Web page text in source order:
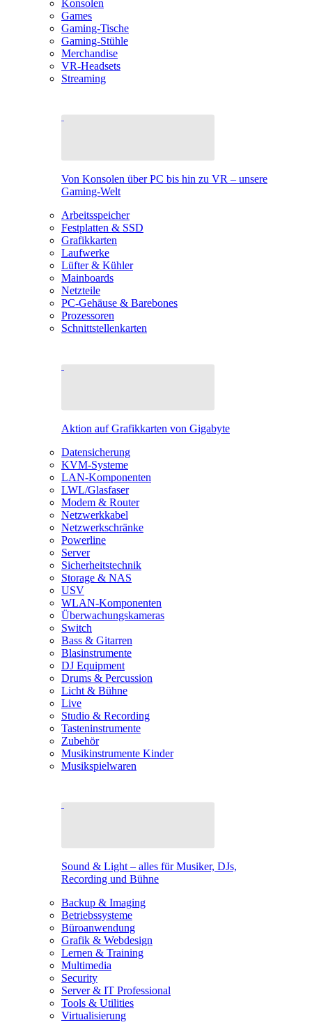
Konsolen
Games
Gaming-Tische
Gaming-Stühle
Merchandise
VR-Headsets
Streaming
Von Konsolen über PC bis hin zu VR – unsere
Gaming-Welt
Arbeitsspeicher
Festplatten & SSD
Grafikkarten
Laufwerke
Lüfter & Kühler
Mainboards
Netzteile
PC-Gehäuse & Barebones
Prozessoren
Schnittstellenkarten
Aktion auf Grafikkarten von Gigabyte
Datensicherung
KVM-Systeme
LAN-Komponenten
LWL/Glasfaser
Modem & Router
Netzwerkkabel
Netzwerkschränke
Powerline
Server
Sicherheitstechnik
Storage & NAS
USV
WLAN-Komponenten
Überwachungskameras
Switch
Bass & Gitarren
Blasinstrumente
DJ Equipment
Drums & Percussion
Licht & Bühne
Live
Studio & Recording
Tasteninstrumente
Zubehör
Musikinstrumente Kinder
Musikspielwaren
Sound & Light – alles für Musiker, DJs,
Recording und Bühne
Backup & Imaging
Betriebssysteme
Büroanwendung
Grafik & Webdesign
Lernen & Training
Multimedia
Security
Server & IT Professional
Tools & Utilities
Virtualisierung